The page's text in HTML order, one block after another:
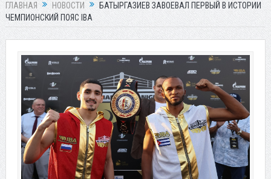
ГЛАВНАЯ НОВОСТИ
БАТЫРГАЗИЕВ ЗАВОЕВАЛ ПЕРВЫЙ В ИСТОРИИ
ЧЕМПИОНСКИЙ ПОЯС IBA